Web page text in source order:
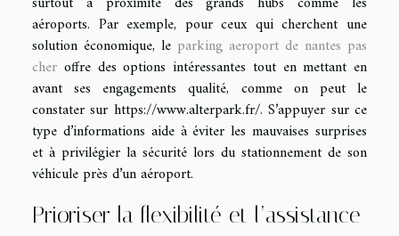
aéroports. Par exemple, pour ceux qui cherchent une
solution économique, le parking aeroport de nantes pas
cher offre des options intéressantes tout en mettant en
avant ses engagements qualité, comme on peut le
constater sur https://www.alterpark.fr/. S’appuyer sur ce
type d’informations aide à éviter les mauvaises surprises
et à privilégier la sécurité lors du stationnement de son
véhicule près d’un aéroport.
Prioriser la flexibilité et l’assistance